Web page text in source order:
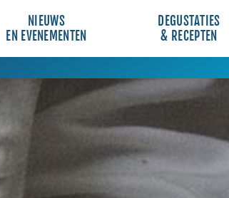
NIEUWS
EN EVENEMENTEN
DEGUSTATIES
& RECEPTEN